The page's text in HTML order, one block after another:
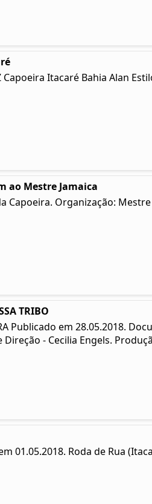
Capoeira Itacaré Bahia Alan
ao Mestre Jamaica
Capoeira. Organização:
TRIBO
Publicado em 28.05.2018.
Direção - Cecilia Engels.
01.05.2018. Roda de Rua